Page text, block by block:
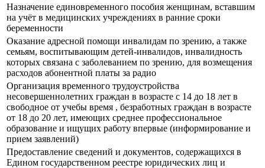
Назначение единовременного пособия женщинам, вставшим
на учёт в медицинских учреждениях в ранние сроки
беременности
Оказание адресной помощи инвалидам по зрению, а также
семьям, воспитывающим детей-инвалидов, инвалидность
которых связана с заболеванием по зрению, для возмещения
расходов абонентной платы за радио
Организация временного трудоустройства
несовершеннолетних граждан в возрасте с 14 до 18 лет в
свободное от учебы время , безработных граждан в возрасте
от 18 до 20 лет, имеющих среднее профессиональное
образование и ищущих работу впервые (информирование и
прием заявлений)
Предоставление сведений и документов, содержащихся в
Едином государственном реестре юридических лиц и